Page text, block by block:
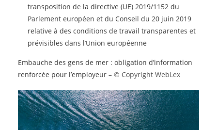
transposition de la directive (UE) 2019/1152 du
Parlement européen et du Conseil du 20 juin 2019
relative à des conditions de travail transparentes et
prévisibles dans l’Union européenne
Embauche des gens de mer : obligation d’information
renforcée pour l’employeur – © Copyright WebLex